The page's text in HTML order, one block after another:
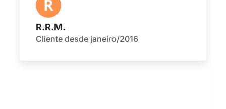
R.R.M.
Cliente desde janeiro/2016